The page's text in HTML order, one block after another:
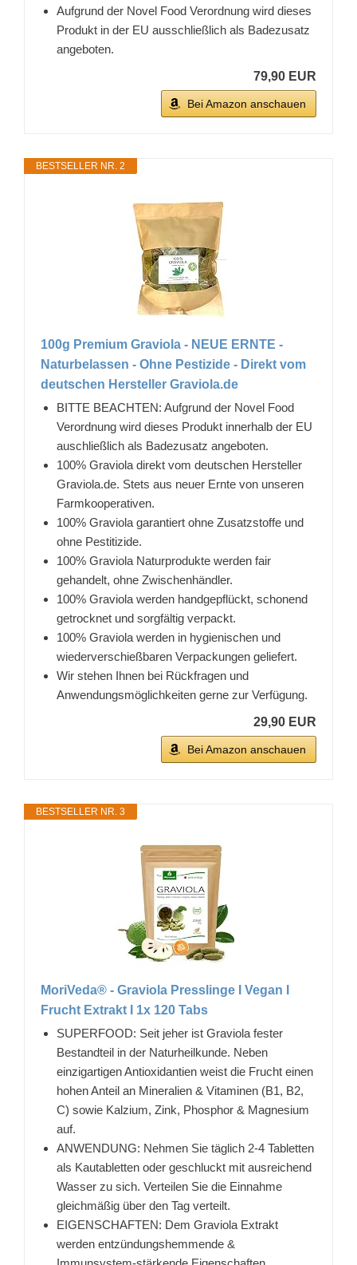
Aufgrund der Novel Food Verordnung wird dieses
Produkt in der EU ausschließlich als Badezusatz
angeboten.
79,90 EUR
Bei Amazon anschauen
BESTSELLER NR. 2
100g Premium Graviola - NEUE ERNTE -
Naturbelassen - Ohne Pestizide - Direkt vom
deutschen Hersteller Graviola.de
BITTE BEACHTEN: Aufgrund der Novel Food
Verordnung wird dieses Produkt innerhalb der EU
auschließlich als Badezusatz angeboten.
100% Graviola direkt vom deutschen Hersteller
Graviola.de. Stets aus neuer Ernte von unseren
Farmkooperativen.
100% Graviola garantiert ohne Zusatzstoffe und
ohne Pestitizide.
100% Graviola Naturprodukte werden fair
gehandelt, ohne Zwischenhändler.
100% Graviola werden handgepflückt, schonend
getrocknet und sorgfältig verpackt.
100% Graviola werden in hygienischen und
wiederverschießbaren Verpackungen geliefert.
Wir stehen Ihnen bei Rückfragen und
Anwendungsmöglichkeiten gerne zur Verfügung.
29,90 EUR
Bei Amazon anschauen
BESTSELLER NR. 3
MoriVeda® - Graviola Presslinge I Vegan I
Frucht Extrakt I 1x 120 Tabs
SUPERFOOD: Seit jeher ist Graviola fester
Bestandteil in der Naturheilkunde. Neben
einzigartigen Antioxidantien weist die Frucht einen
hohen Anteil an Mineralien & Vitaminen (B1, B2,
C) sowie Kalzium, Zink, Phosphor & Magnesium
auf.
ANWENDUNG: Nehmen Sie täglich 2-4 Tabletten
als Kautabletten oder geschluckt mit ausreichend
Wasser zu sich. Verteilen Sie die Einnahme
gleichmäßig über den Tag verteilt.
EIGENSCHAFTEN: Dem Graviola Extrakt
werden entzündungshemmende &